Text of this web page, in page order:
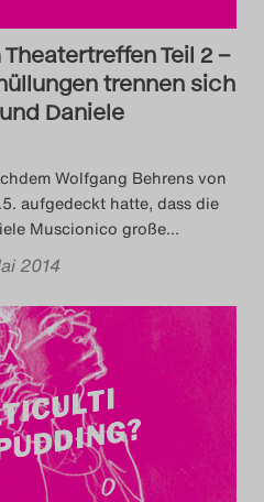
Teil 2 –
trennen sich
Daniele
Wolfgang Behrens von
aufgedeckt hatte, dass die
Muscionico große…
2014